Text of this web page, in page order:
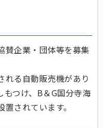
賛企業・団体等を募集
れる自動販売機があり
もつけ、B＆G国分寺海
されています。